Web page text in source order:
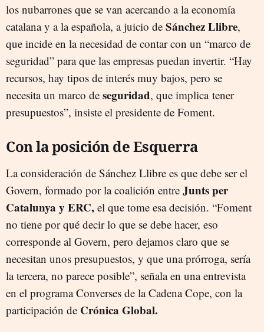
los nubarrones que se van acercando a la economía
catalana y a la española, a juicio de Sánchez Llibre,
que incide en la necesidad de contar con un “marco de
seguridad” para que las empresas puedan invertir. “Hay
recursos, hay tipos de interés muy bajos, pero se
necesita un marco de seguridad, que implica tener
presupuestos”, insiste el presidente de Foment.
Con la posición de Esquerra
La consideración de Sánchez Llibre es que debe ser el
Govern, formado por la coalición entre Junts per
Catalunya y ERC, el que tome esa decisión. “Foment
no tiene por qué decir lo que se debe hacer, eso
corresponde al Govern, pero dejamos claro que se
necesitan unos presupuestos, y que una prórroga, sería
la tercera, no parece posible”, señala en una entrevista
en el programa Converses de la Cadena Cope, con la
participación de Crónica Global.